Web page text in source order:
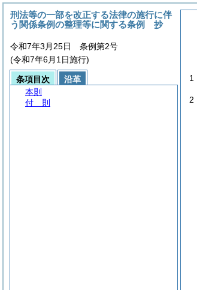
1
2
刑法等の一部を改正する法律の施行に伴
う関係条例の整理等に関する条例 抄
令和7年3月25日 条例第2号
(令和7年6月1日施行)
条項目次
沿革
本則
付 則